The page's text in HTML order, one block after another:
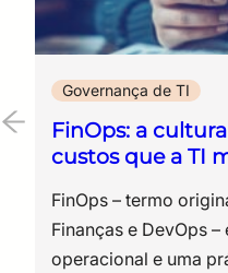
Governança de TI
FinOps: a
custos que a TI
FinOps – termo originado da combinação entre Finanças e DevOps – é um framework operacional e uma prática cultural que buscam maximizar o valor de negócio gerado pelos investimentos em tecnologia. A abordagem promove decisões oportunas baseadas em dados e estabelece responsabilidade financeira compartilhada por meio da colaboração entre engenharia, finanças, produtos e áreas de negócio. Embora tenha se consolidado inicialmente na gestão de custos em nuvem, seu escopo pode abranger SaaS, licenciamento, data centers, plataformas de dados, inteligência artificial e outras categorias de tecnologia. Quando aplicado à gestão de custos em nuvem, o FinOps passa a responder a um dos principais desafios da TI corporativa – manter a eficiência operacional em um modelo de consumo variável e descentralizado. Esse cenário está diretamente ligado à forma como a nuvem é utilizada. O modelo sob demanda ampliou a capacidade de escala e trouxe flexibilidade para os negócios, mas também introduziu uma camada adicional de complexidade financeira. Recursos são provisionados em segundos e, nesse mesmo ritmo, acumulam custos que nem sempre são facilmente rastreáveis, atribuíveis ou previsíveis. À medida que esse formato se consolida, surgem desalinhamentos dentro das organizações. As equipes técnicas seguem orientadas por critérios como performance, disponibilidade e arquitetura, enquanto a área financeira lida com oscilações de custo que não acompanham, na mesma proporção, o nível de visibilidade necessário para análise e controle. Esse descompasso se reflete nas faturas mensais com valores elevados, nas variações inesperadas e na dificuldade em estabelecer uma relação direta entre consumo técnico e geração de valor para o negócio. Nesse ambiente, o objetivo do FinOps não é simplesmente gastar menos, mas assegurar que cada unidade monetária investida em tecnologia produza o melhor resultado possível para o negócio. Uma ampliação de custos pode ser justificável quando estiver associada, por exemplo, ao crescimento de receita, à melhoria da experiência do cliente, à redução de riscos ou ao aumento mensurável da capacidade operacional. Diante desse contexto, o FinOps se consolida como uma abordagem estruturada para organizar a gestão de custos em cloud. A prática estabelece uma dinâmica em que decisões técnicas passam a incorporar impacto financeiro, ao mesmo tempo que decisões orçamentárias passam a considerar padrões reais de consumo. Ao longo deste artigo, serão detalhados os fundamentos do FinOps, sua aplicação prática na gestão de custos em cloud e os impactos dessa abordagem na forma como as áreas de tecnologia e finanças operam dentro das organizações. O que é FinOps e por que ele é diferente da gestão tradicional de custos em TI? A gestão de custos em tecnologia sempre existiu, mas o modelo em que ela operava mudou de forma significativa com a adoção da nuvem. No cenário tradicional, baseado em infraestrutura própria, os investimentos eram realizados de forma antecipada. Servidores, armazenamento e licenças eram adquiridos como ativos, com previsibilidade de custo e baixa variação ao longo do tempo. Esse modelo, conhecido como CapEx (capital expenditure), concentrava as decisões financeiras em ciclos mais longos e centralizados. Com a adoção da computação em nuvem, muitas organizações passaram de um modelo predominantemente baseado em investimentos antecipados para outro com maior participação de despesas operacionais e cobrança associada ao consumo. Os recursos passam a ser predominantemente provisionados e consumidos sob demanda, com cobrança relacionada com o uso. No entanto, é importante frisar que tal mudança não elimina completamente o CapEx nem torna todo gasto em nuvem automaticamente classificável como OpEx, pois o tratamento contábil depende da natureza da contratação e das normas aplicáveis. Nos ambientes híbridos, elementos de CapEx e OpEx podem coexistir. Assim, a mudança altera o ponto de controle. Em vez de decisões concentradas na aquisição de infraestrutura, os custos são influenciados diariamente por escolhas técnicas, como configuração de ambientes, volume de processamento, armazenamento e tráfego de dados. Nesse ponto, o FinOps se diferencia da gestão tradicional. Isso porque a prática reorganiza a responsabilidade sobre custos, distribuindo-a entre as equipes envolvidas no uso da tecnologia.